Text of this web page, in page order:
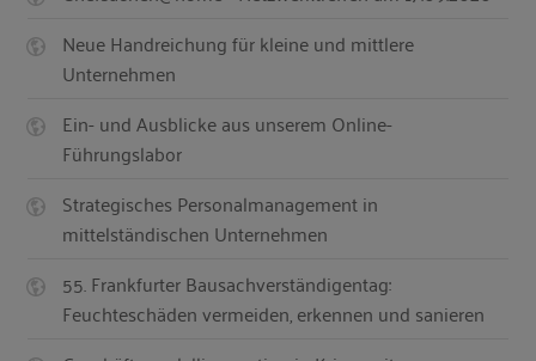
Neue Handreichung für kleine und mittlere
Unternehmen
Ein- und Ausblicke aus unserem Online-
Führungslabor
Strategisches Personalmanagement in
mittelständischen Unternehmen
55. Frankfurter Bausachverständigentag:
Feuchteschäden vermeiden, erkennen und sanieren